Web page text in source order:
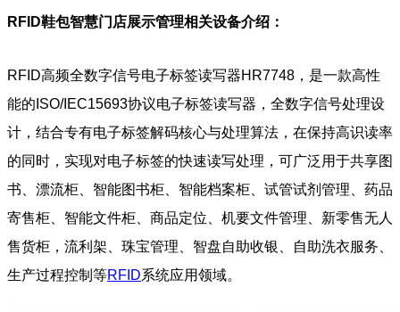
RFID鞋包智慧门店展示管理相关设备介绍：
RFID高频全数字信号电子标签读写器HR7748，是一款高性
能的ISO/IEC15693协议电子标签读写器，全数字信号处理设
计，结合专有电子标签解码核心与处理算法，在保持高识读率
的同时，实现对电子标签的快速读写处理，可广泛用于共享图
书、漂流柜、智能图书柜、智能档案柜、试管试剂管理、药品
寄售柜、智能文件柜、商品定位、机要文件管理、新零售无人
售货柜，流利架、珠宝管理、智盘自助收银、自助洗衣服务、
生产过程控制等RFID系统应用领域。